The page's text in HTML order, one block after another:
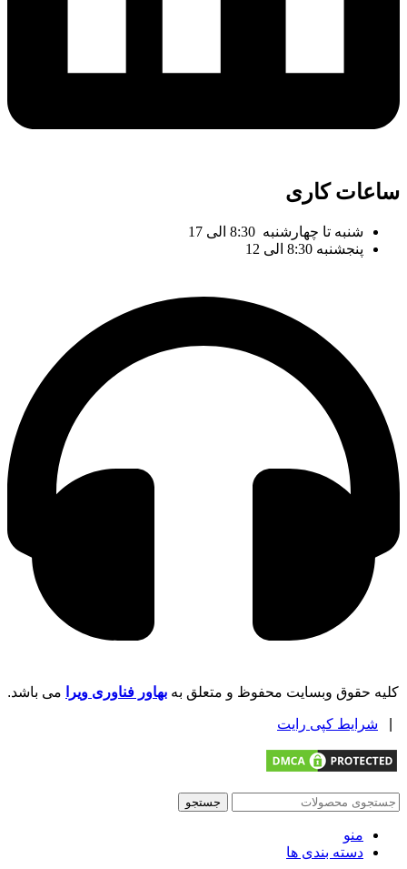
ساعات کاری
شنبه تا چهارشنبه 8:30 الی 17
پنجشنبه 8:30 الی 12
کلیه حقوق وبسایت محفوظ و متعلق به بهاور فناوری ویرا می باشد.
شرایط کپی رایت
جستجو
منو
دسته بندی ها